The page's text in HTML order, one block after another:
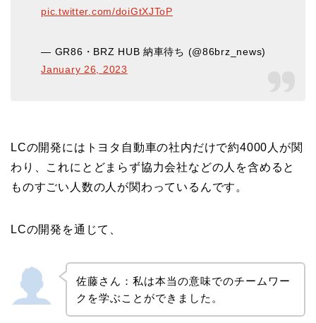
pic.twitter.com/doiGtXJToP
— GR86・BRZ HUB 納車待ち (@86brz_news)
January 26, 2023
LCの開発にはトヨタ自動車の社内だけで約4000人が関
わり、これにとどまらず協力会社などの人を含めると
ものすごい人数の人が関わっているんです。
LCの開発を通じて、
佐藤さん：私は本当の意味でのチームワー
クを学ぶことができました。